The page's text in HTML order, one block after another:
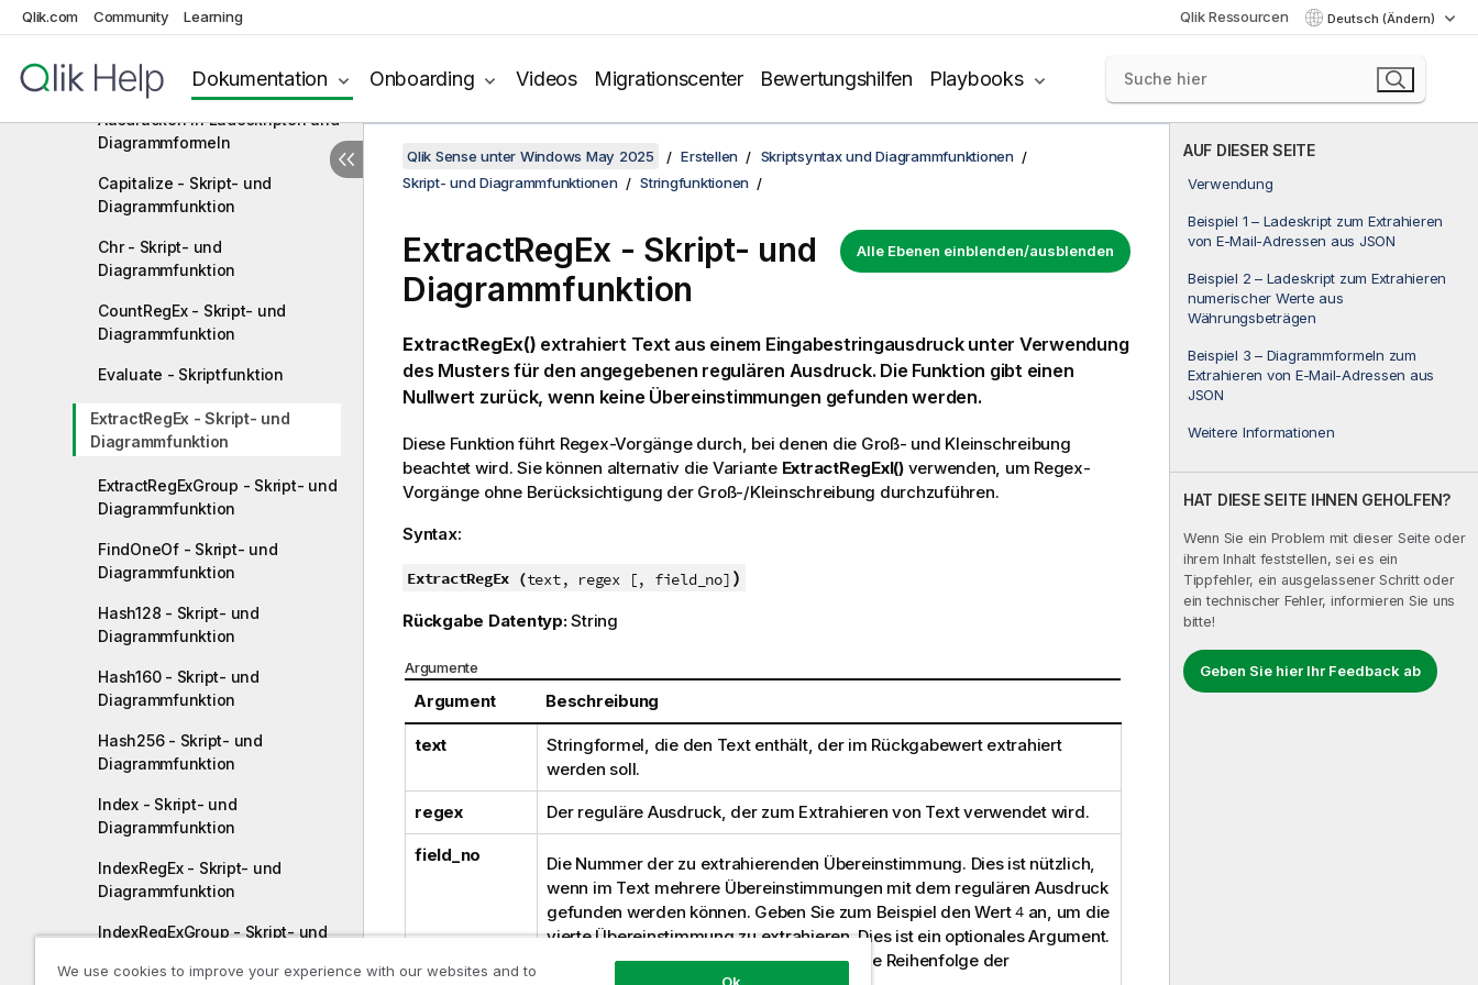
Qlik.com Community Learning Qlik Ressourcen Deutsch (Ändern)
Dokumentation Onboarding Videos Migrationscenter Bewertungshilfen Playbooks
Verteilungsfunktionen
Stringfunktionen
Arbeiten mit regulären
Ausdrücken in Ladeskripten und
Diagrammformeln
Capitalize - Skript- und
Diagrammfunktion
Chr - Skript- und
Diagrammfunktion
CountRegEx - Skript- und
Diagrammfunktion
Evaluate - Skriptfunktion
ExtractRegEx - Skript- und
Diagrammfunktion
ExtractRegExGroup - Skript- und
Diagrammfunktion
FindOneOf - Skript- und
Diagrammfunktion
Hash128 - Skript- und
Diagrammfunktion
Hash160 - Skript- und
Diagrammfunktion
Hash256 - Skript- und
Diagrammfunktion
Index - Skript- und
Diagrammfunktion
IndexRegEx - Skript- und
Diagrammfunktion
IndexRegExGroup - Skript- und
AUF DIESER SEITE
Verwendung
Beispiel 1 – Ladeskript zum Extrahieren
von E-Mail-Adressen aus JSON
Beispiel 2 – Ladeskript zum Extrahieren
numerischer Werte aus
Währungsbeträgen
Beispiel 3 – Diagrammformeln zum
Extrahieren von E-Mail-Adressen aus
JSON
Weitere Informationen
HAT DIESE SEITE IHNEN GEHOLFEN?
Wenn Sie ein Problem mit dieser Seite oder
ihrem Inhalt feststellen, sei es ein
Tippfehler, ein ausgelassener Schritt oder
ein technischer Fehler, informieren Sie uns
bitte!
Geben Sie hier Ihr Feedback ab
Qlik Sense unter Windows May 2025 Erstellen
Skriptsyntax und Diagrammfunktionen
Skript- und Diagrammfunktionen
Stringfunktionen
Alle Ebenen einblenden/ausblenden
ExtractRegEx - Skript- und
Diagrammfunktion
ExtractRegEx() extrahiert Text aus einem Eingabestringausdruck unter Verwendung
des Musters für den angegebenen regulären Ausdruck. Die Funktion gibt einen
Nullwert zurück, wenn keine Übereinstimmungen gefunden werden.
Diese Funktion führt Regex-Vorgänge durch, bei denen die Groß- und Kleinschreibung
beachtet wird. Sie können alternativ die Variante ExtractRegExI()verwenden, um Regex-
Vorgänge ohne Berücksichtigung der Groß-/Kleinschreibung durchzuführen.
Syntax:
ExtractRegEx (text, regex [, field_no] )
Rückgabe Datentyp:String
Argumente
Argument Beschreibung
text
Stringformel, die den Text enthält, der im Rückgabewert extrahiert
werden soll.
regex Der reguläre Ausdruck, der zum Extrahieren von Text verwendet wird.
field_no
Die Nummer der zu extrahierenden Übereinstimmung. Dies ist nützlich,
wenn im Text mehrere Übereinstimmungen mit dem regulären Ausdruck
gefunden werden können. Geben Sie zum Beispiel den Wert4an, um die
vierte Übereinstimmung zu extrahieren. Dies ist ein optionales Argument.
Geben Sie einen negativen Wert an, um die Reihenfolge der
We use cookies to improve your experience with our websites and to